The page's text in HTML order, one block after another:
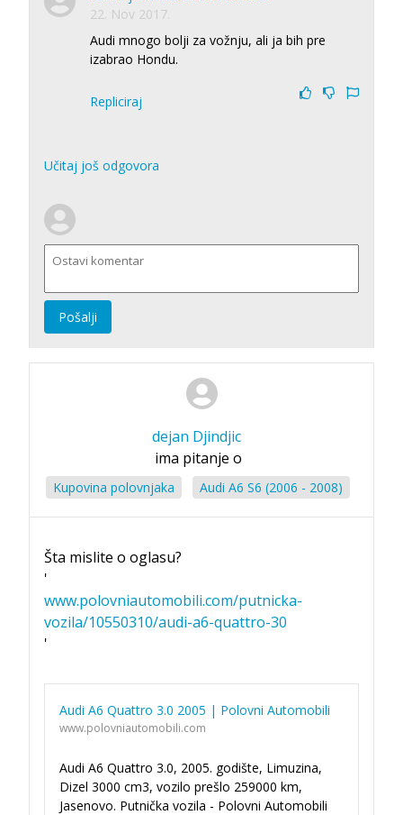
22. Nov 2017.
Audi mnogo bolji za vožnju, ali ja bih pre
izabrao Hondu.
Repliciraj
Učitaj još odgovora
Pošalji
dejan Djindjic
ima pitanje o
Kupovina polovnjaka Audi A6 S6 (2006 - 2008)
Šta mislite o oglasu?
'
www.polovniautomobili.com/putnicka-
vozila/10550310/audi-a6-quattro-30
'
Audi A6 Quattro 3.0 2005 | Polovni Automobili
www.polovniautomobili.com
Audi A6 Quattro 3.0, 2005. godište, Limuzina,
Dizel 3000 cm3, vozilo prešlo 259000 km,
Jasenovo. Putnička vozila - Polovni Automobili